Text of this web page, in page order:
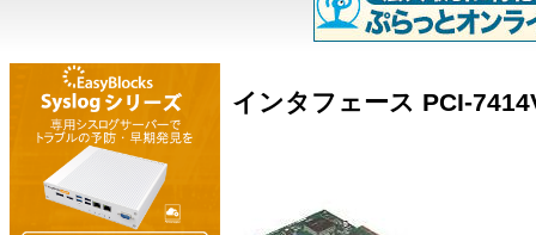
インタフェース PCI-